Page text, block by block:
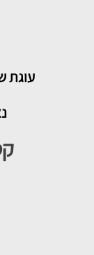
עוגת